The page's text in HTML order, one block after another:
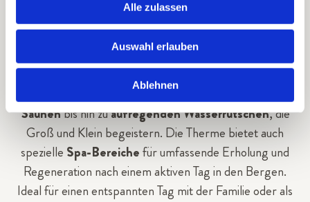
Alle zulassen
Auswahl erlauben
Ablehnen
Die Erlebnis-Therme Amadé befindet sich in
Altenmarkt /Pg. und ist nur nur 15 Autominuten vom
Bauernhof Mittersteghofentfernt ist eine Oase der
Entspannung mit einer Vielzahl an Wellness-
Angeboten. Hier findet ihr alles von
Saunenbis hin zuaufregenden Wasserrutschen, die
Groß und Klein begeistern. Die Therme bietet auch
spezielle Spa-Bereichefür umfassende Erholung und
Regeneration nach einem aktiven Tag in den Bergen.
Ideal für einen entspannten Tag mit der Familie oder als